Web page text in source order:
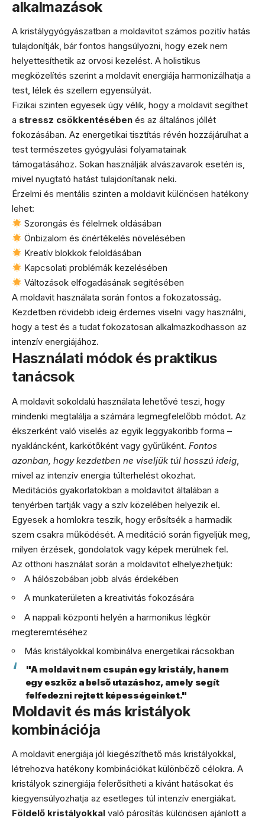
alkalmazások
A kristálygyógyászatban a moldavitot számos pozitív hatás
tulajdonítják, bár fontos hangsúlyozni, hogy ezek nem
helyettesíthetik az orvosi kezelést. A holistikus
megközelítés szerint a moldavit energiája harmonizálhatja a
test, lélek és szellem egyensúlyát.
Fizikai szinten egyesek úgy vélik, hogy a moldavit segíthet
a stressz csökkentésében és az általános jóllét
fokozásában. Az energetikai tisztítás révén hozzájárulhat a
test természetes gyógyulási folyamatainak
támogatásához. Sokan használják alvászavarok esetén is,
mivel nyugtató hatást tulajdonítanak neki.
Érzelmi és mentális szinten a moldavit különösen hatékony
lehet:
Szorongás és félelmek oldásában
Önbizalom és önértékelés növelésében
Kreatív blokkok feloldásában
Kapcsolati problémák kezelésében
Változások elfogadásának segítésében
A moldavit használata során fontos a fokozatosság.
Kezdetben rövidebb ideig érdemes viselni vagy használni,
hogy a test és a tudat fokozatosan alkalmazkodhasson az
intenzív energiájához.
Használati módok és praktikus
tanácsok
A moldavit sokoldalú használata lehetővé teszi, hogy
mindenki megtalálja a számára legmegfelelőbb módot. Az
ékszerként való viselés az egyik leggyakoribb forma –
nyakláncként, karkötőként vagy gyűrűként. Fontos
azonban, hogy kezdetben ne viseljük túl hosszú ideig
mivel az intenzív energia túlterhelést okozhat.
Meditációs gyakorlatokban a moldavitot általában a
tenyérben tartják vagy a szív közelében helyezik el.
Egyesek a homlokra teszik, hogy erősítsék a harmadik
szem csakra működését. A meditáció során figyeljük meg,
milyen érzések, gondolatok vagy képek merülnek fel.
Az otthoni használat során a moldavitot elhelyezhetjük:
A hálószobában jobb alvás érdekében
A munkaterületen a kreativitás fokozására
A nappali központi helyén a harmonikus légkör
megteremtéséhez
Más kristályokkal kombinálva energetikai rácsokban
"A moldavit nem csupán egy kristály, hanem
egy eszköz a belső utazáshoz, amely segít
felfedezni rejtett képességeinket."
Moldavit és más kristályok
kombinációja
A moldavit energiája jól kiegészíthető más kristályokkal,
létrehozva hatékony kombinációkat különböző célokra. A
kristályok szinergiája felerősítheti a kívánt hatásokat és
kiegyensúlyozhatja az esetleges túl intenzív energiákat.
Földelő kristályokkal való párosítás különösen ajánlott a